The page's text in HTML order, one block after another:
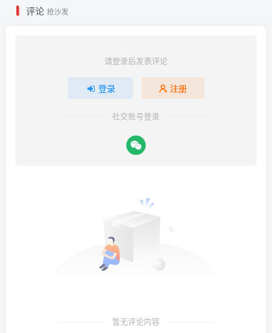
评论 抢沙发
请登录后发表评论
登录 注册
社交账号登录
暂无评论内容